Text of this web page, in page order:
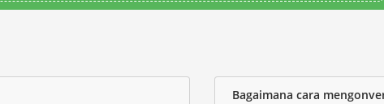
Bagaimana cara